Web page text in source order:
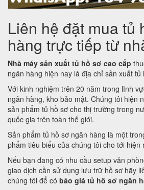
Liên hệ đặt mua tủ
hàng trực tiếp từ
Nhà máy sản xuất tủ hồ sơ cao cấp
ngân hàng hiện nay là địa chỉ sản xuất tủ
Với kinh nghiệm trên 20 năm trong lĩnh
ngân hàng, kho bảo mật. Chúng tôi hiện
sản phẩm tủ hồ sơ cho thị trường trong
quốc gia trên toàn thế giới.
Sản phẩm tủ hồ sơ ngân hàng là một
phẩm tiêu biểu của chúng tôi cho tới hiện
Nếu bạn đang có nhu cầu setup văn
giao dịch cần sử dụng lưu trữ hồ sơ hãy
chúng tôi để có báo giá tủ hồ sơ ngân